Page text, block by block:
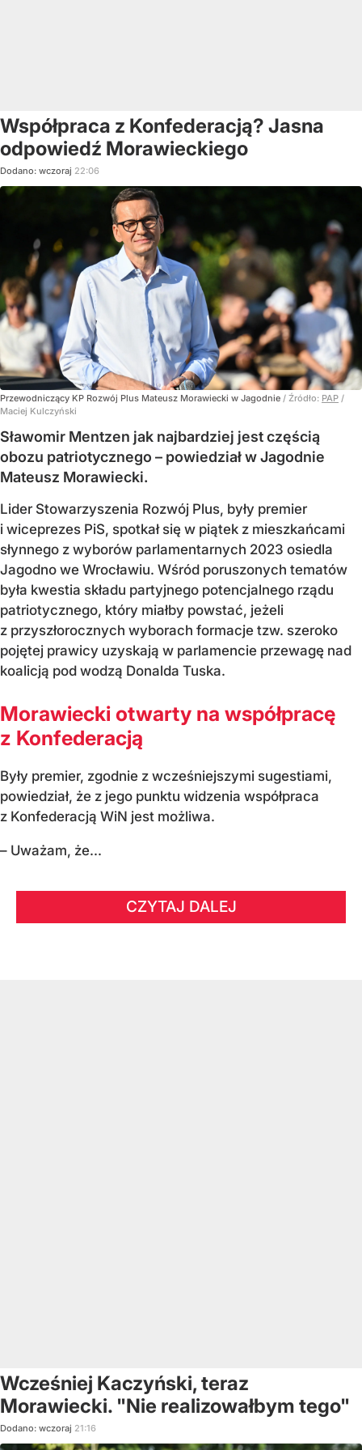
Współpraca z Konfederacją? Jasna
odpowiedź Morawieckiego
Dodano: wczoraj 22:06
Przewodniczący KP Rozwój Plus Mateusz Morawiecki w Jagodnie / Źródło: PAP /
Maciej Kulczyński
Sławomir Mentzen jak najbardziej jest częścią
obozu patriotycznego – powiedział w Jagodnie
Mateusz Morawiecki.
Lider Stowarzyszenia Rozwój Plus, były premier
i wiceprezes PiS, spotkał się w piątek z mieszkańcami
słynnego z wyborów parlamentarnych 2023 osiedla
Jagodno we Wrocławiu. Wśród poruszonych tematów
była kwestia składu partyjnego potencjalnego rządu
patriotycznego, który miałby powstać, jeżeli
z przyszłorocznych wyborach formacje tzw. szeroko
pojętej prawicy uzyskają w parlamencie przewagę nad
koalicją pod wodzą Donalda Tuska.
Morawiecki otwarty na współpracę
z Konfederacją
Były premier, zgodnie z wcześniejszymi sugestiami,
powiedział, że z jego punktu widzenia współpraca
z Konfederacją WiN jest możliwa.
– Uważam, że...
CZYTAJ DALEJ
Wcześniej Kaczyński, teraz
Morawiecki. "Nie realizowałbym tego"
Dodano: wczoraj 21:16